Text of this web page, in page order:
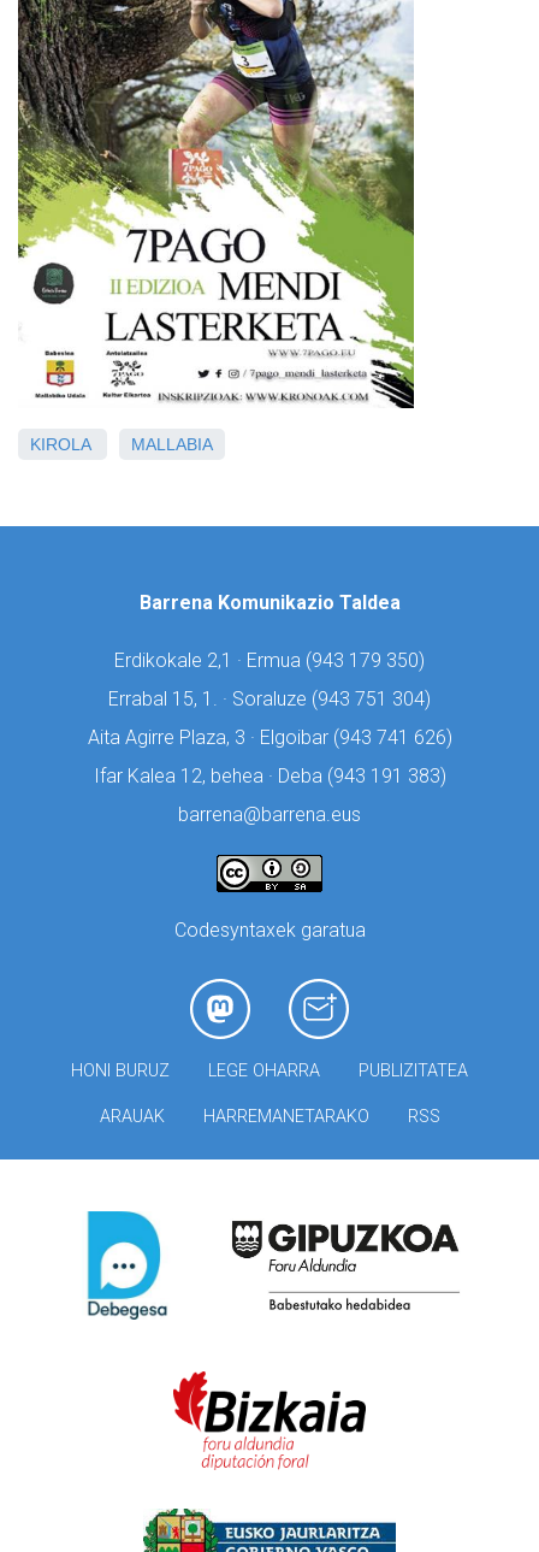
KIROLA MALLABIA
Barrena Komunikazio Taldea
Erdikokale 2,1 · Ermua (943 179 350)
Errabal 15, 1. · Soraluze (943 751 304)
Aita Agirre Plaza, 3 · Elgoibar (943 741 626)
Ifar Kalea 12, behea · Deba (943 191 383)
barrena@barrena.eus
Codesyntaxek garatua
HONI BURUZ LEGE OHARRA PUBLIZITATEA
ARAUAK HARREMANETARAKO RSS